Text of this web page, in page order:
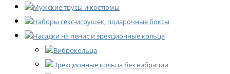
Мужские трусы и костюмы
Наборы секс-игрушек, подарочные боксы
Насадки на пенис и эрекционные кольца
Виброкольца
Эрекционные кольца без вибрации